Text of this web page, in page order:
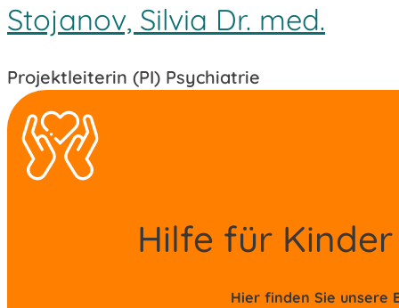
Stojanov, Silvia Dr. med.
Projektleiterin (PI) Psychiatrie
Hilfe für
Hier finden Sie unsere